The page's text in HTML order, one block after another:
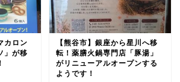
カロン
」が移
【熊谷市】銀座から星川へ移
転！薬膳火鍋専門店「豚湯」
がリニューアルオープンする
ようです！